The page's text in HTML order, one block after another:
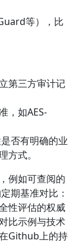
等），比
第三方审计记
，如AES-
否有明确的业
方式。
例如可查阅的
期基准对比：
性评估的权威
比示例与技术
Github上的持